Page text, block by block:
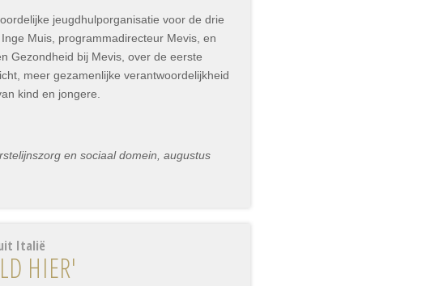
jeugdhulporganisatie voor de drie
Muis, programmadirecteur Mevis, en
Gezondheid bij Mevis, over de eerste
meer gezamenlijke verantwoordelijkheid
kind en jongere.
en sociaal domein, augustus
Italië
HIER'